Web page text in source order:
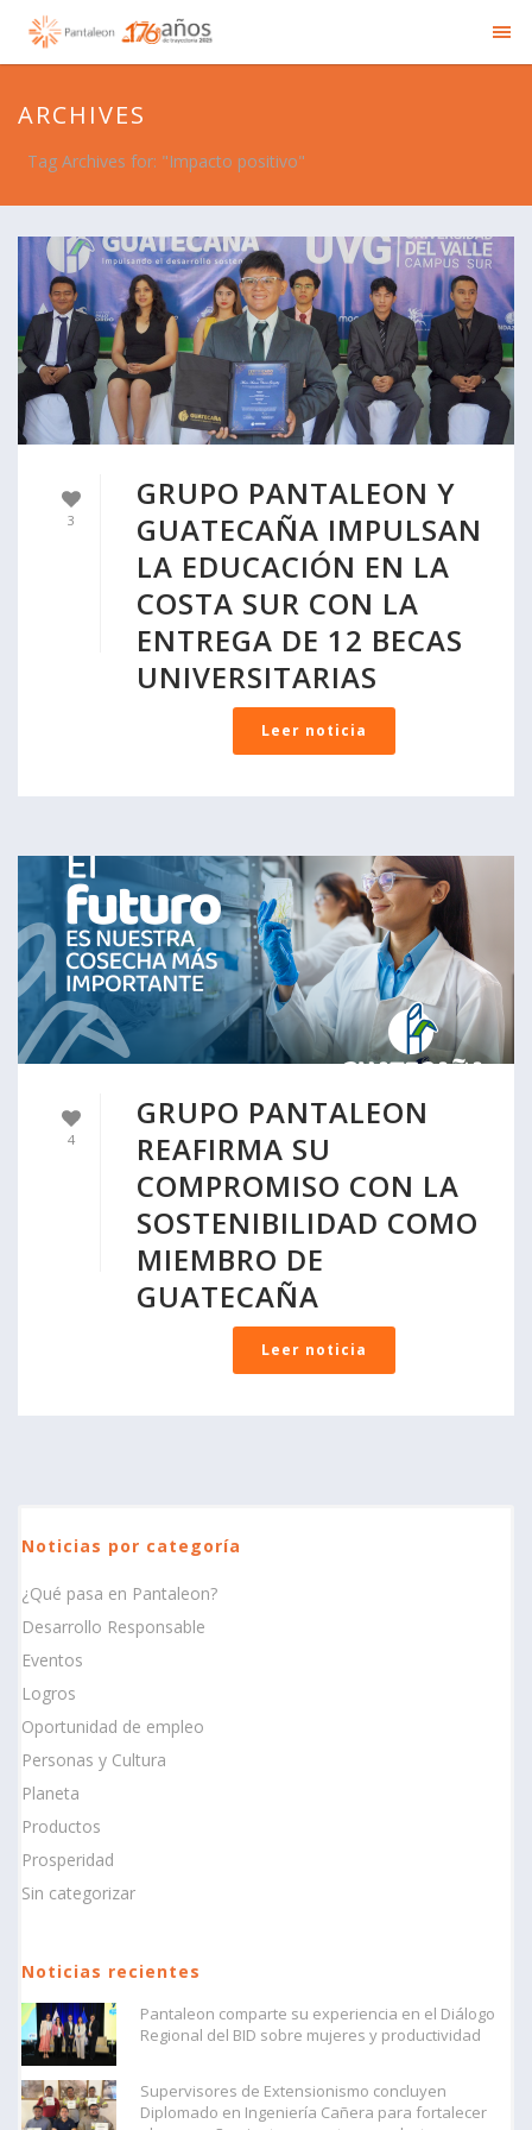
ARCHIVES
Tag Archives for: "Impacto positivo"
3
GRUPO PANTALEON Y
GUATECAÑA IMPULSAN
LA EDUCACIÓN EN LA
COSTA SUR CON LA
ENTREGA DE 12 BECAS
UNIVERSITARIAS
Leer noticia
4
GRUPO PANTALEON
REAFIRMA SU
COMPROMISO CON LA
SOSTENIBILIDAD COMO
MIEMBRO DE
GUATECAÑA
Leer noticia
Noticias por categoría
¿Qué pasa en Pantaleon?
Desarrollo Responsable
Eventos
Logros
Oportunidad de empleo
Personas y Cultura
Planeta
Productos
Prosperidad
Sin categorizar
Noticias recientes
Pantaleon comparte su experiencia en el Diálogo
Regional del BID sobre mujeres y productividad
Supervisores de Extensionismo concluyen
Diplomado en Ingeniería Cañera para fortalecer